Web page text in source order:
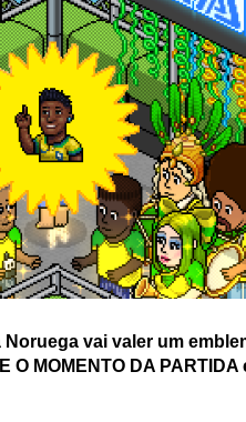
vai valer um
MOMENTO DA PARTIDA